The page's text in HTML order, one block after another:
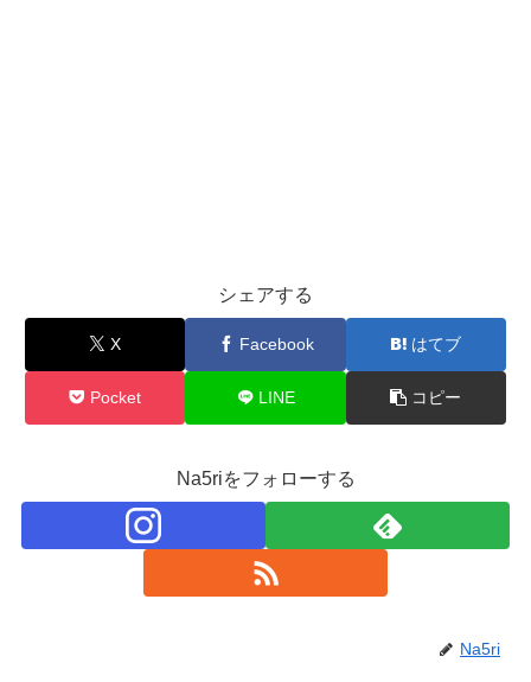
シェアする
X Facebook はてブ
Pocket LINE コピー
Na5riをフォローする
Na5ri